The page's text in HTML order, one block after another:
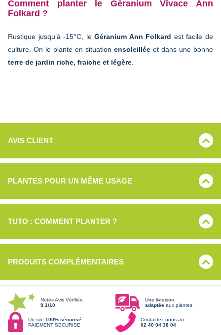
Comment planter le Géranium Vivace Ann
Folkard ?
Rustique jusqu’à -15°C, leGéranium Ann Folkard est facile de
culture. On le plante en situation ensoleillée et dans une bonne
terre de jardin riche, fraiche et légère
AVIS CLIENT
PLANTES POUR UN MÊME USAGE
TUTO : COMMENT PLANTER ?
PRODUITS COMPLÉMENTAIRES
Notes Avis Vérifiés
9.1/10
Une livraison
adaptée aux plantes
Un site 100% sécurisé
PAIEMENT SECURISE
Contactez nous au
02 40 04 38 04